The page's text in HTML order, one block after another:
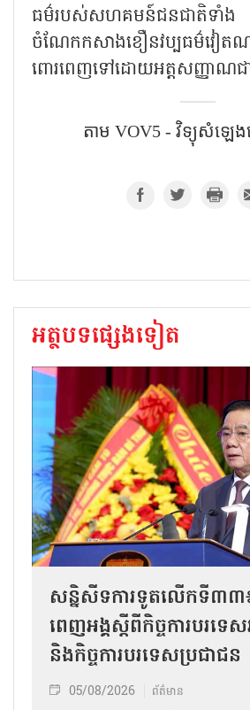
ធម៌របស់សហគមន៍ជនជាតិទ
ចំណែកកសាងខឿនវប្បធម៌វៀត
ពោរពេញទៅដោយអត្តសញ្ញាណ
តាម VOV5 - វិទ្យុសំឡេ
អត្ថបទផ្សេងទៀត
សន្និសីទការទូតលើកទី៣
ពេញអង្គស្តីពីកិច្ច​ការបរទេ
និងកិច្ច​ការបរទេសប្រជាជន
05/08/2026 ព័ត៌មាន